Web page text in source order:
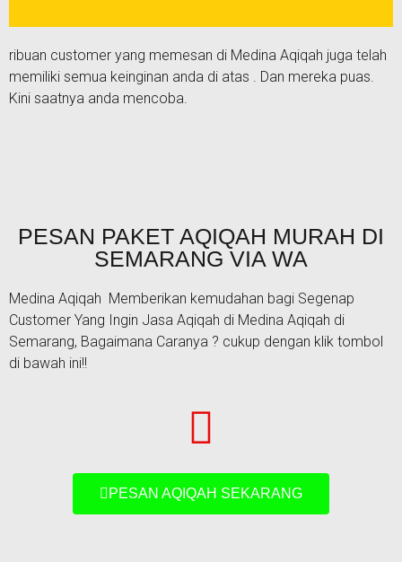
ribuan customer yang memesan di Medina Aqiqah juga telah
memiliki semua keinginan anda di atas . Dan mereka puas.
Kini saatnya anda mencoba.
PESAN PAKET AQIQAH MURAH DI
SEMARANG VIA WA
Medina Aqiqah Memberikan kemudahan bagi Segenap
Customer Yang Ingin Jasa Aqiqah di Medina Aqiqah di
Semarang, Bagaimana Caranya ? cukup dengan klik tombol
di bawah ini!!
PESAN AQIQAH SEKARANG